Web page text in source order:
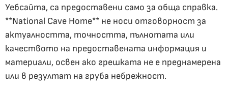
Уебсайта, са предоставени само за обща справка.
**National Cave Home** не носи отговорност за
актуалността, точността, пълнотата или
качеството на предоставената информация и
материали, освен ако грешката не е преднамерена
или в резултат на груба небрежност.